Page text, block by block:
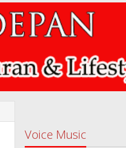
Voice Music